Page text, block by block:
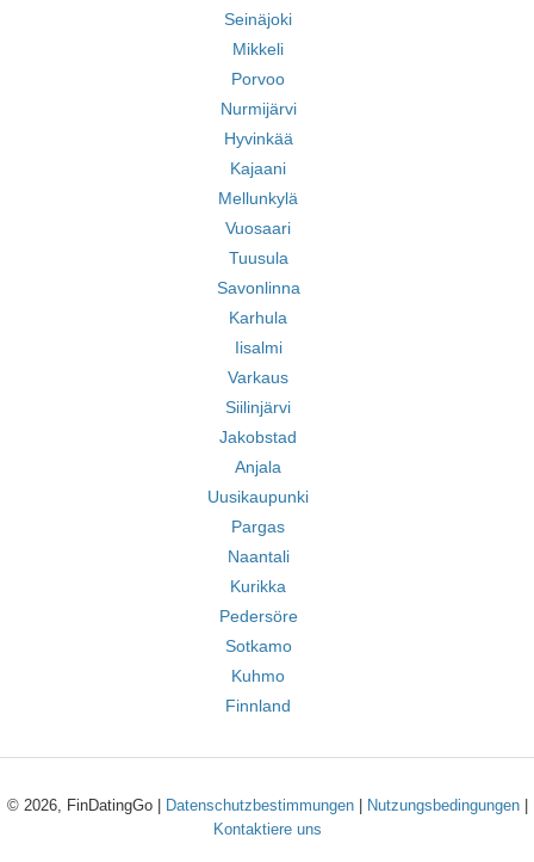
Seinäjoki
Mikkeli
Porvoo
Nurmijärvi
Hyvinkää
Kajaani
Mellunkylä
Vuosaari
Tuusula
Savonlinna
Karhula
Iisalmi
Varkaus
Siilinjärvi
Jakobstad
Anjala
Uusikaupunki
Pargas
Naantali
Kurikka
Pedersöre
Sotkamo
Kuhmo
Finnland
© 2026, FinDatingGo | Datenschutzbestimmungen| Nutzungsbedingungen|
Kontaktiere uns